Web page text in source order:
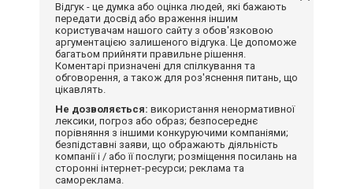
Відгук - це думка або оцінка людей, які бажають
передати досвід або враження іншим
користувачам нашого сайту з обов'язковою
аргументацією залишеного відгука. Це допоможе
багатьом прийняти правильне рішення.
Коментарі призначені для спілкування та
обговорення, а також для роз'яснення питань, що
цікавлять.
Не дозволяється: використання ненормативної
лексики, погроз або образ; безпосереднє
порівняння з іншими конкуруючими компаніями;
безпідставні заяви, що ображають діяльність
компанії і / або її послуги; розміщення посилань на
сторонні інтернет-ресурси; реклама та
самореклама.